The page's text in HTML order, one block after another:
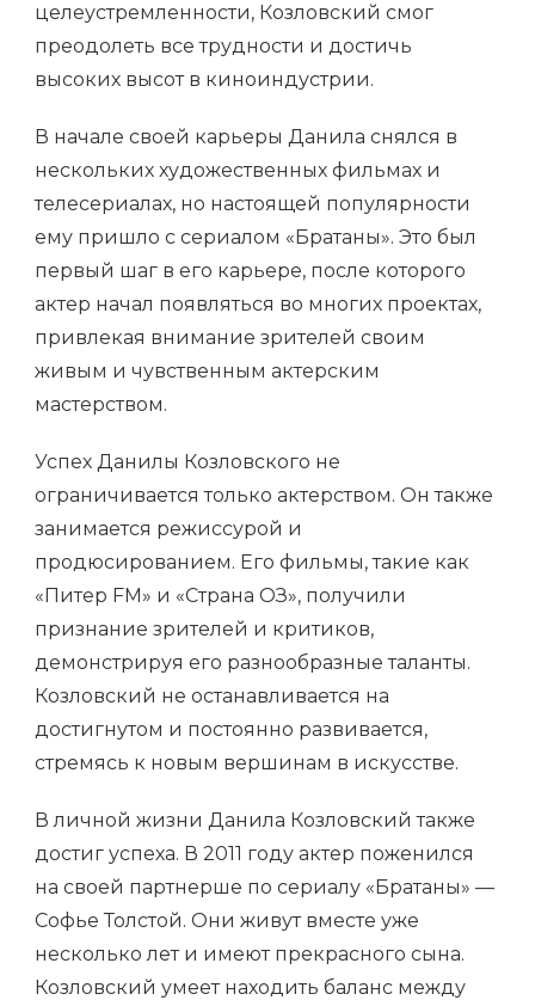
целеустремленности, Козловский смог
преодолеть все трудности и достичь
высоких высот в киноиндустрии.
В начале своей карьеры Данила снялся в
нескольких художественных фильмах и
телесериалах, но настоящей популярности
ему пришло с сериалом «Братаны». Это был
первый шаг в его карьере, после которого
актер начал появляться во многих проектах,
привлекая внимание зрителей своим
живым и чувственным актерским
мастерством.
Успех Данилы Козловского не
ограничивается только актерством. Он также
занимается режиссурой и
продюсированием. Его фильмы, такие как
«Питер FM» и «Страна ОЗ», получили
признание зрителей и критиков,
демонстрируя его разнообразные таланты.
Козловский не останавливается на
достигнутом и постоянно развивается,
стремясь к новым вершинам в искусстве.
В личной жизни Данила Козловский также
достиг успеха. В 2011 году актер поженился
на своей партнерше по сериалу «Братаны» —
Софье Толстой. Они живут вместе уже
несколько лет и имеют прекрасного сына.
Козловский умеет находить баланс между